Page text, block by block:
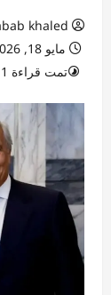
khaled
مايو 18, 2026
تمت قراءة 1 دقيقة